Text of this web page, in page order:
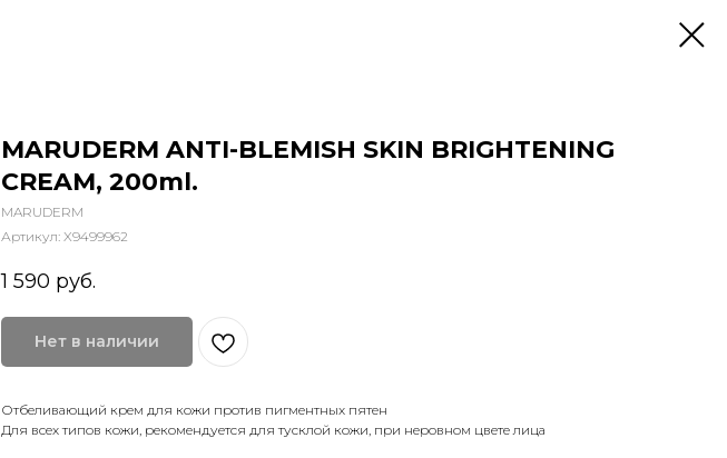
MARUDERM ANTI-BLEMISH SKIN BRIGHTENING
CREAM, 200ml.
MARUDERM
Артикул: X9499962
1 590 руб.
Нет в наличии
Отбеливающий крем для кожи против пигментных пятен
Для всех типов кожи, рекомендуется для тусклой кожи, при неровном цвете лица